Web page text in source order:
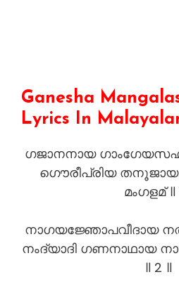
Ganesha
Lyrics In
ഗജാനനായ
ഗൌരീപ്രിയ
മംഗളമ് ॥
നാഗയജ്ഞോപവീദായ
നംദ്യാദി ഗണനാഥായ
॥ 2 ॥